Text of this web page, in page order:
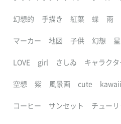
幻想的 手描き 紅葉 蝶 雨
マーカー 地図 子供 幻想
LOVE girl さしゐ キャラクタ
空想 紫 風景画 cute kawaii
コーヒー サンセット チュー